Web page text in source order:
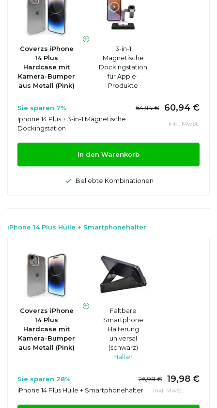
Coverzs iPhone
14 Plus
Hardcase mit
Kamera-Bumper
aus Metall (Pink)
3-in-1
Magnetische
Dockingstation
für Apple-
Produkte
Sie sparen 7% 64,94 € 60,94 €
Iphone 14 Plus + 3-in-1 Magnetische
Dockingstation
Inkl. MwSt.
In den Warenkorb
Beliebte Kombinationen
iPhone 14 Plus Hülle + Smartphonehalter
Coverzs iPhone
14 Plus
Hardcase mit
Kamera-Bumper
aus Metall (Pink)
Faltbare
Smartphone
Halterung
universal
(schwarz)
Halter
Sie sparen 28% 26,98 € 19,98 €
iPhone 14 Plus Hülle + Smartphonehalter Inkl. MwSt.